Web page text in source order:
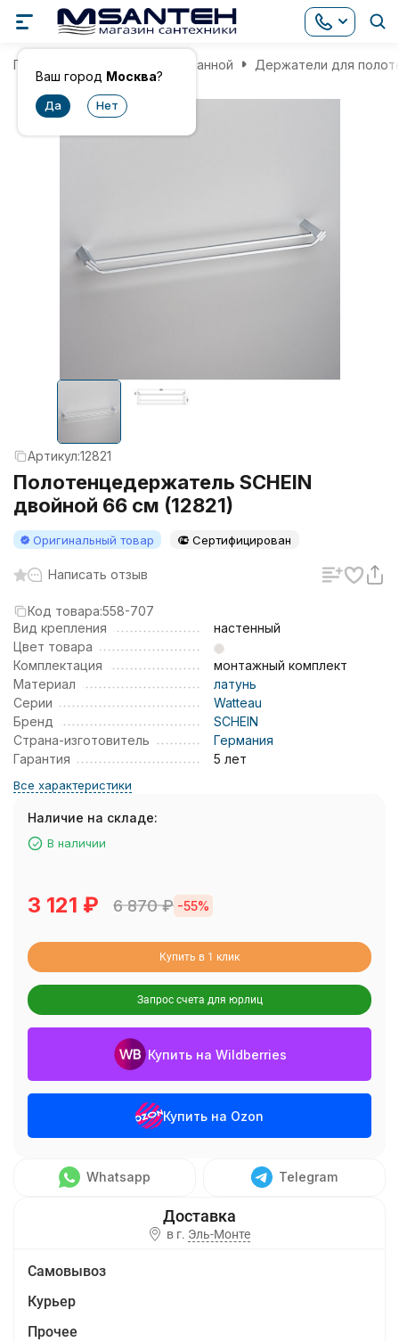
Ваш город Москва?
Главная Аксессуары для ванной Держатели для
Артикул:12821
Полотенцедержатель SCHEIN
двойной 66 см (12821)
Оригинальный товар Сертифицирован
Написать отзыв
Код товара:558-707
Вид крепления
настенный
Цвет товара
Комплектация
монтажный комплект
Материал
латунь
Серии
Watteau
Бренд
SCHEIN
Страна-изготовитель
Германия
Гарантия
5 лет
Все характеристики
Наличие на складе:
В наличии
3 121 ₽ 6 870₽ -55%
Купить в 1 клик
Запрос счета для юрлиц
Купить на Wildberries
Купить на Ozon
Whatsapp Telegram
в г. Эль-Монте
Самовывоз
Курьер
Прочее